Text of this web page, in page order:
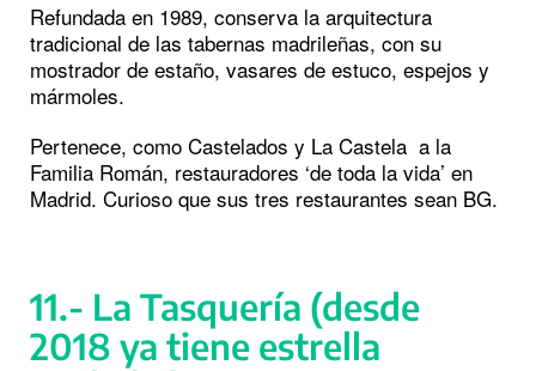
Refundada en 1989, conserva la arquitectura
tradicional de las tabernas madrileñas, con su
mostrador de estaño, vasares de estuco, espejos y
mármoles.
Pertenece, como Castelados y La Castela a la
Familia Román, restauradores ‘de toda la vida’ en
Madrid. Curioso que sus tres restaurantes sean BG.
11.- La Tasquería (desde
2018 ya tiene estrella